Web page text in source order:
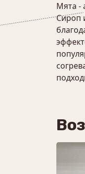
Мята -
Сироп